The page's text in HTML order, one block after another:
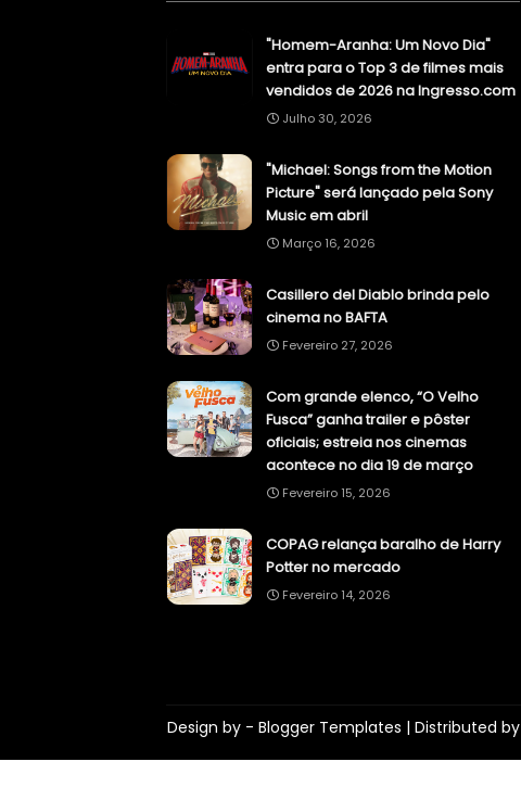
"Homem-Aranha: Um Novo Dia"
entra para o Top 3 de filmes mais
vendidos de 2026 na Ingresso.com
Julho 30, 2026
"Michael: Songs from the Motion
Picture" será lançado pela Sony
Music em abril
Março 16, 2026
Casillero del Diablo brinda pelo
cinema no BAFTA
Fevereiro 27, 2026
Com grande elenco, “O Velho
Fusca” ganha trailer e pôster
oficiais; estreia nos cinemas
acontece no dia 19 de março
Fevereiro 15, 2026
COPAG relança baralho de Harry
Potter no mercado
Fevereiro 14, 2026
Design by - Blogger Templates | Distributed by